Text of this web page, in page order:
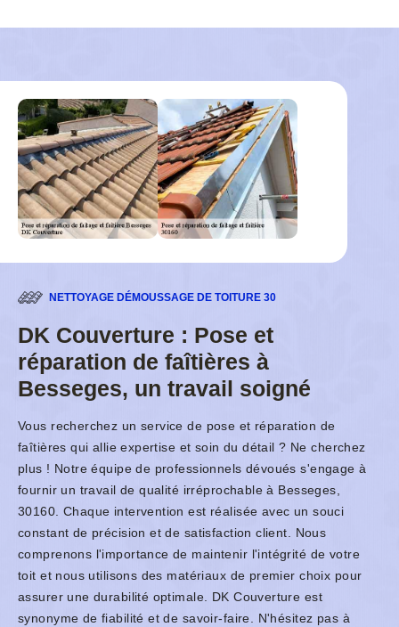
NETTOYAGE DÉMOUSSAGE DE TOITURE 30
DK Couverture : Pose et
réparation de faîtières à
Besseges, un travail soigné
Vous recherchez un service de pose et réparation de
faîtières qui allie expertise et soin du détail ? Ne cherchez
plus ! Notre équipe de professionnels dévoués s'engage à
fournir un travail de qualité irréprochable à Besseges,
30160. Chaque intervention est réalisée avec un souci
constant de précision et de satisfaction client. Nous
comprenons l'importance de maintenir l'intégrité de votre
toit et nous utilisons des matériaux de premier choix pour
assurer une durabilité optimale. DK Couverture est
synonyme de fiabilité et de savoir-faire. N'hésitez pas à